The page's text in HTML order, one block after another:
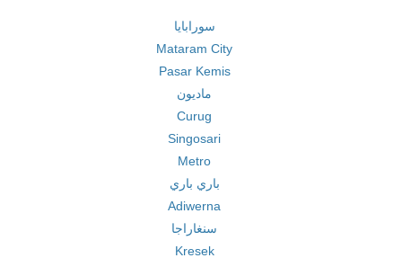
سورابايا
Mataram City
Pasar Kemis
ماديون
Curug
Singosari
Metro
باري باري
Adiwerna
سنغاراجا
Kresek